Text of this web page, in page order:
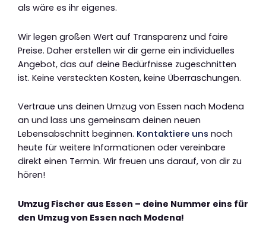
als wäre es ihr eigenes.
Wir legen großen Wert auf Transparenz und faire
Preise. Daher erstellen wir dir gerne ein individuelles
Angebot, das auf deine Bedürfnisse zugeschnitten
ist. Keine versteckten Kosten, keine Überraschungen.
Vertraue uns deinen Umzug von Essen nach Modena
an und lass uns gemeinsam deinen neuen
Lebensabschnitt beginnen. Kontaktiere uns noch
heute für weitere Informationen oder vereinbare
direkt einen Termin. Wir freuen uns darauf, von dir zu
hören!
Umzug Fischer aus Essen – deine Nummer eins für
den Umzug von Essen nach Modena!